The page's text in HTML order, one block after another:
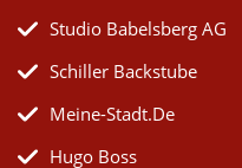
Studio Babelsberg AG
Schiller Backstube
Meine-Stadt.de
Hugo Boss